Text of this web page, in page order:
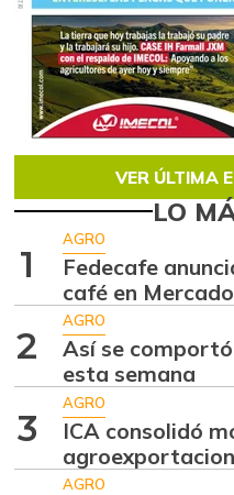
VER ÚLTIMA
LO
1
AGRO
Fedecafe
café en
2
AGRO
Así se
esta semana
3
AGRO
ICA consolidó
AGRO